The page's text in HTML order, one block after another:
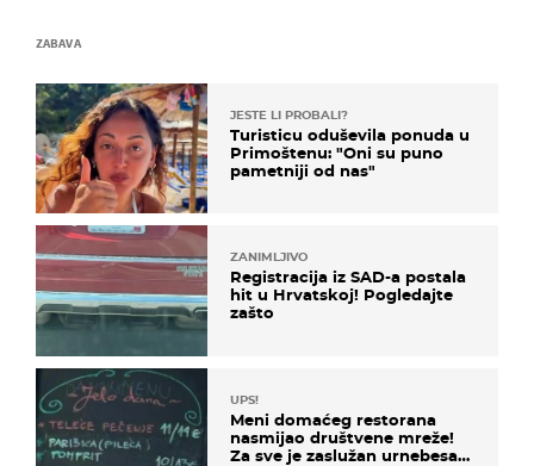
ZABAVA
JESTE LI PROBALI?
Turisticu oduševila ponuda u
Primoštenu: "Oni su puno
pametniji od nas"
ZANIMLJIVO
Registracija iz SAD-a postala
hit u Hrvatskoj! Pogledajte
zašto
UPS!
Meni domaćeg restorana
nasmijao društvene mreže!
Za sve je zaslužan urnebesan